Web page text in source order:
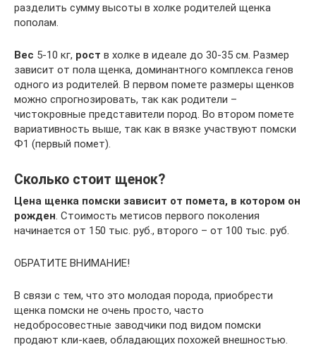
разделить сумму высоты в холке родителей щенка
пополам.
Вес 5-10 кг, рост в холке в идеале до 30-35 см. Размер
зависит от пола щенка, доминантного комплекса генов
одного из родителей. В первом помете размеры щенков
можно спрогнозировать, так как родители –
чистокровные представители пород. Во втором помете
вариативность выше, так как в вязке участвуют помски
Ф1 (первый помет).
Сколько стоит щенок?
Цена щенка помски зависит от помета, в котором он
рожден . Стоимость метисов первого поколения
начинается от 150 тыс. руб., второго – от 100 тыс. руб.
ОБРАТИТЕ ВНИМАНИЕ!
В связи с тем, что это молодая порода, приобрести
щенка помски не очень просто, часто
недобросовестные заводчики под видом помски
продают кли-каев, обладающих похожей внешностью.